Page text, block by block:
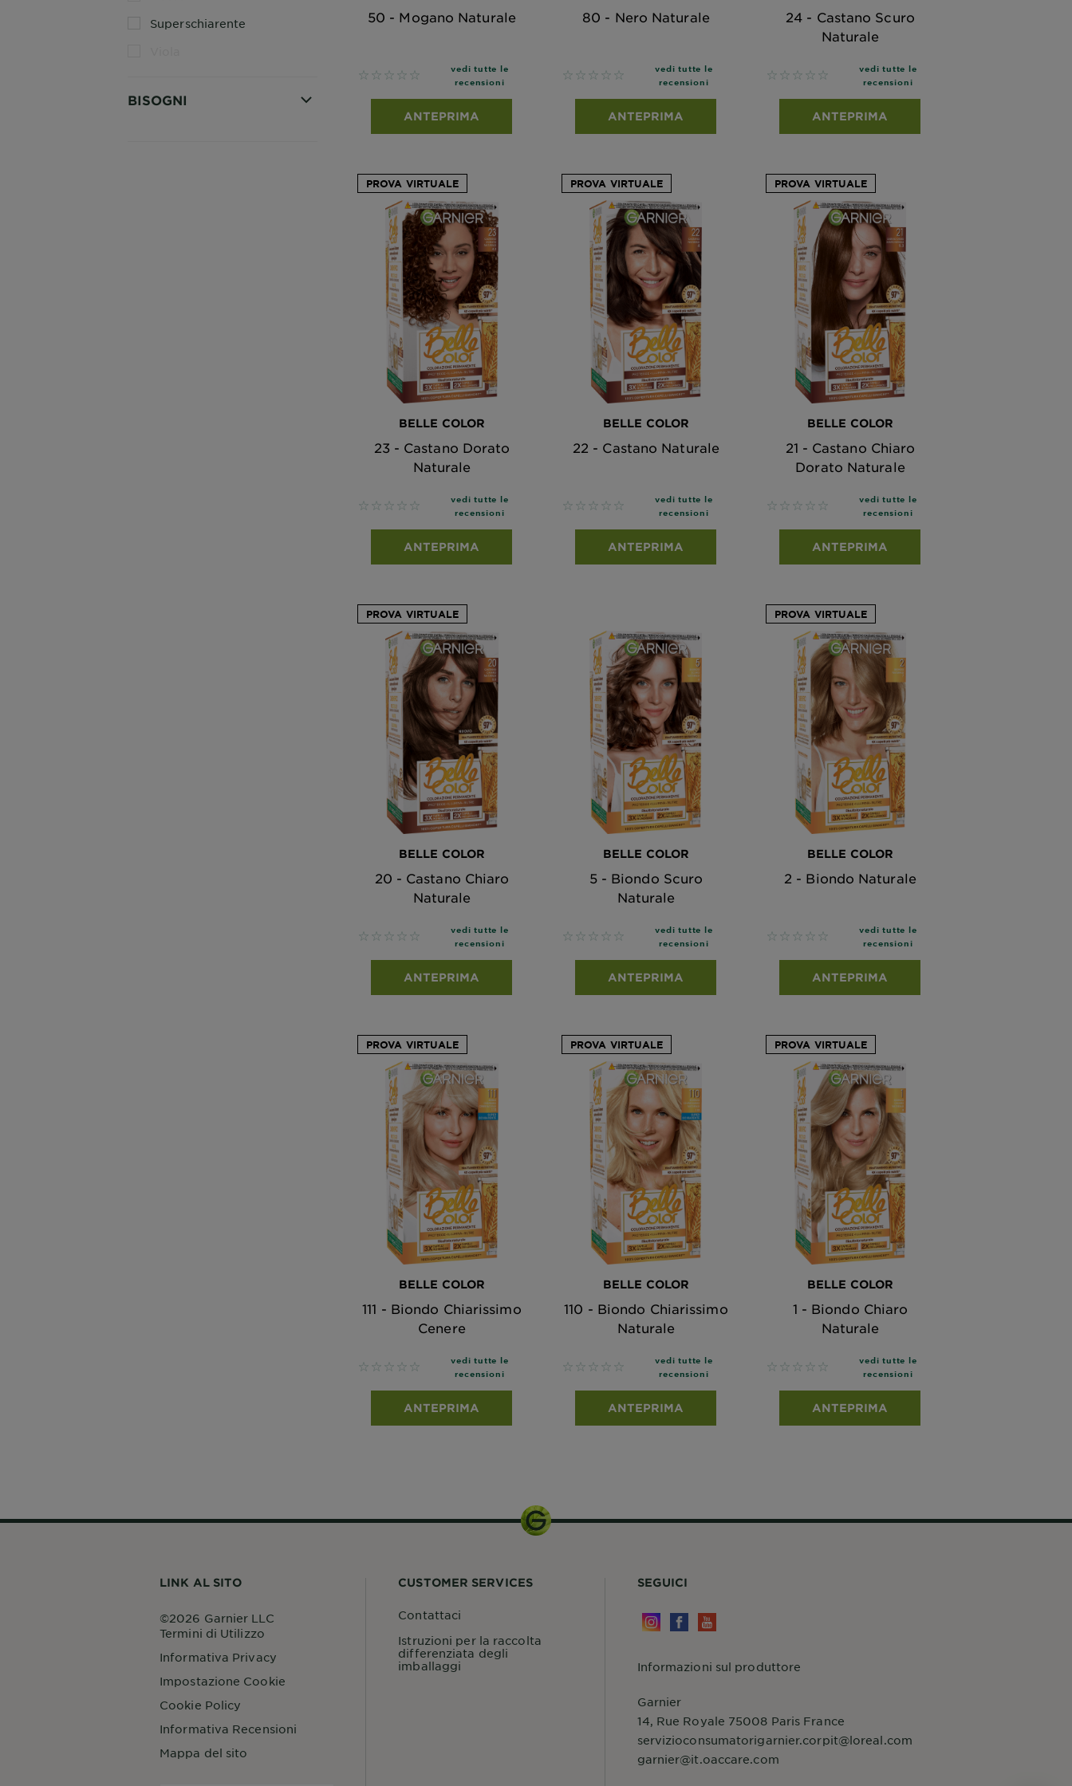
Superschiarente
BISOGNI
50 - Mogano Naturale
No reviews
vedi tutte le
recensioni
ANTEPRIMA
80 - Nero Naturale
No reviews
vedi tutte le
recensioni
ANTEPRIMA
24 - Castano Scuro
Naturale
No reviews
vedi tutte le
recensioni
ANTEPRIMA
PROVA VIRTUALE
BELLE COLOR
23 - Castano Dorato
Naturale
No reviews
vedi tutte le
recensioni
ANTEPRIMA
PROVA VIRTUALE
BELLE COLOR
22 - Castano Naturale
No reviews
vedi tutte le
recensioni
ANTEPRIMA
PROVA VIRTUALE
BELLE COLOR
21 - Castano Chiaro
Dorato Naturale
No reviews
vedi tutte le
recensioni
ANTEPRIMA
PROVA VIRTUALE
BELLE COLOR
20 - Castano Chiaro
Naturale
No reviews
vedi tutte le
recensioni
ANTEPRIMA
BELLE COLOR
5 - Biondo Scuro
Naturale
No reviews
vedi tutte le
recensioni
ANTEPRIMA
PROVA VIRTUALE
BELLE COLOR
2 - Biondo Naturale
No reviews
vedi tutte le
recensioni
ANTEPRIMA
PROVA VIRTUALE
BELLE COLOR
111 - Biondo Chiarissimo
Cenere
No reviews
vedi tutte le
recensioni
ANTEPRIMA
PROVA VIRTUALE
BELLE COLOR
110 - Biondo Chiarissimo
Naturale
No reviews
vedi tutte le
recensioni
ANTEPRIMA
PROVA VIRTUALE
BELLE COLOR
1 - Biondo Chiaro
Naturale
No reviews
vedi tutte le
recensioni
ANTEPRIMA
LINK AL SITO
Termini di Utilizzo
Informativa Privacy
Impostazione Cookie
Cookie Policy
Informativa Recensioni
Mappa del sito
©2026 Garnier LLC
CUSTOMER SERVICES
Contattaci
Istruzioni per la raccolta
differenziata degli
imballaggi
SEGUICI
Informazioni sul produttore
Garnier
14, Rue Royale 75008 Paris France
servizioconsumatorigarnier.corpit@loreal.com
garnier@it.oaccare.com